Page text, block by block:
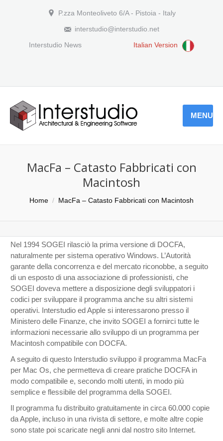
P.zza Monteoliveto 6/A - Pistoia - Italy
interstudio@interstudio.net
Interstudio News
Italian Version
MENU
MacFa – Catasto Fabbricati con
Macintosh
You are here:
Home MacFa – Catasto Fabbricati con Macintosh
Nel 1994 SOGEI rilasciò la prima versione di DOCFA,
naturalmente per sistema operativo Windows. L’Autorità
garante della concorrenza e del mercato riconobbe, a seguito
di un esposto di una associazione di professionisti, che
SOGEI doveva mettere a disposizione degli sviluppatori i
codici per sviluppare il programma anche su altri sistemi
operativi. Interstudio ed Apple si interessarono presso il
Ministero delle Finanze, che invito SOGEI a fornirci tutte le
informazioni necessarie allo sviluppo di un programma per
Macintosh compatibile con DOCFA.
A seguito di questo Interstudio sviluppo il programma MacFa
per Mac Os, che permetteva di creare pratiche DOCFA in
modo compatibile e, secondo molti utenti, in modo più
semplice e flessibile del programma della SOGEI.
Il programma fu distribuito gratuitamente in circa 60.000 copie
da Apple, incluso in una rivista di settore, e molte altre copie
sono state poi scaricate negli anni dal nostro sito Internet.